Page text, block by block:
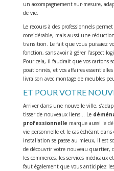
un accompagnement sur-mesure,
de vie.
Le recours à des professionnels
considérable, mais aussi une
transition. Le fait que vous puissiez
fonction, sans avoir à gérer l’aspect
Pour cela, il faudrait que vos cartons
positionnés, et vos affaires
livraison avec montage de meubles
ET POUR VOTRE
Arriver dans une nouvelle ville,
tisser de nouveaux liens… Le
professionnelle marque aussi le
vie personnelle et le cas échéant
installation se passe au mieux, il est
de découvrir votre nouveau quartier,
les commerces, les services médicaux
faut également que vous anticipiez